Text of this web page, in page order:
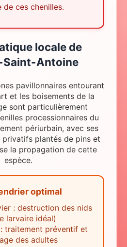
de ces chenilles.
locale de
Saint-Antoine
pavillonnaires entourant
et les boisements de la
sont particulièrement
processionnaires du
périurbain, avec ses
privatifs plantés de pins et
la propagation de cette
espèce.
optimal
: destruction des nids
larvaire idéal)
traitement préventif et
des adultes